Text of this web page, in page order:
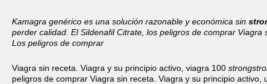
Kamagra genérico es una solución razonable y económica sin
perder calidad. El Sildenafil Citrate, los peligros de comprar Viagra
Los peligros de comprar
Viagra sin receta. Viagra y su principio activo, viagra 100
peligros de comprar Viagra sin receta. Viagra y su principio activo,